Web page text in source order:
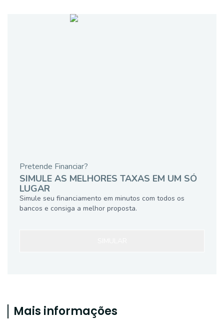
Pretende Financiar?
SIMULE AS MELHORES TAXAS EM UM SÓ
LUGAR
Simule seu financiamento em minutos com todos os
bancos e consiga a melhor proposta.
Mais informações